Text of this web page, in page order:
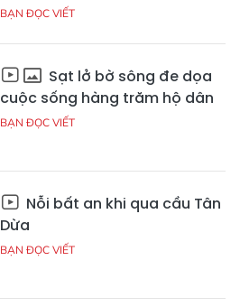
BẠN ĐỌC VIẾT
Sạt lở bờ sông đe dọa
cuộc sống hàng trăm hộ dân
BẠN ĐỌC VIẾT
Nỗi bất an khi qua cầu Tân
Dừa
BẠN ĐỌC VIẾT